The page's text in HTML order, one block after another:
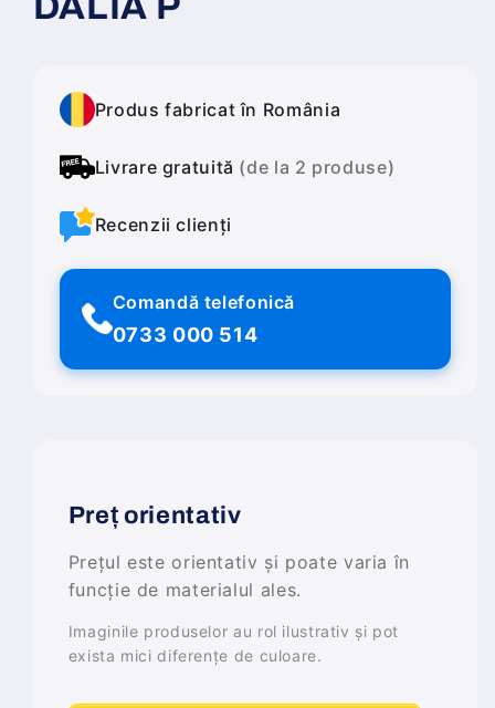
Produs fabricat în România
Livrare gratuită (de la 2 produse)
Recenzii clienți
Comandă telefonică
0733 000 514
Preț orientativ
Prețul este orientativ și poate varia în
funcție de materialul ales.
Imaginile produselor au rol ilustrativ și pot
exista mici diferențe de culoare.